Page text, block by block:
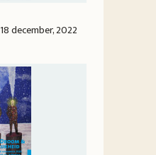
18 december, 2022